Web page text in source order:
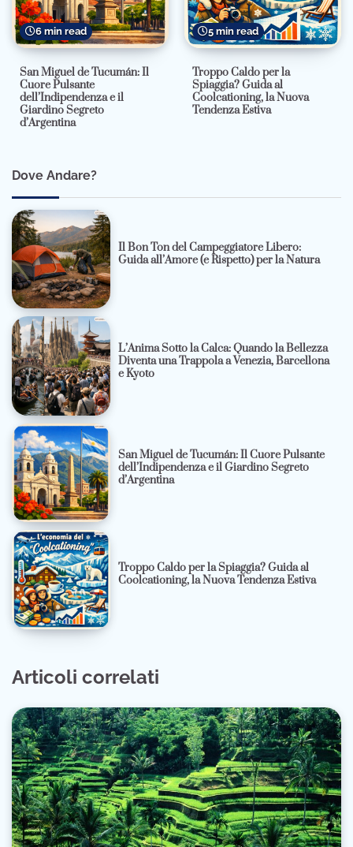
6 min read
San Miguel de Tucumán: Il
Cuore Pulsante
dell’Indipendenza e il
Giardino Segreto
d’Argentina
5 min read
Troppo Caldo per la
Spiaggia? Guida al
Coolcationing, la Nuova
Tendenza Estiva
Dove Andare?
Il Bon Ton del Campeggiatore Libero:
Guida all’Amore (e Rispetto) per la Natura
L’Anima Sotto la Calca: Quando la Bellezza
Diventa una Trappola a Venezia, Barcellona
e Kyoto
San Miguel de Tucumán: Il Cuore Pulsante
dell’Indipendenza e il Giardino Segreto
d’Argentina
Troppo Caldo per la Spiaggia? Guida al
Coolcationing, la Nuova Tendenza Estiva
Articoli correlati